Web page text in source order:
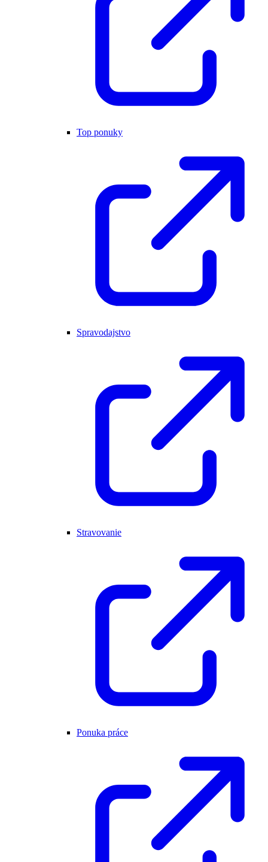
Top ponuky
Spravodajstvo
Stravovanie
Ponuka práce